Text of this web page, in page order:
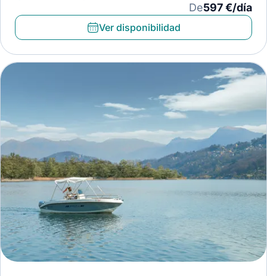
De597 €/día
Ver disponibilidad